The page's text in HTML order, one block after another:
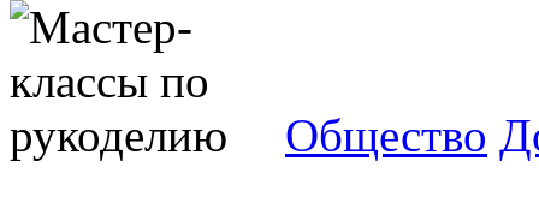
Общество